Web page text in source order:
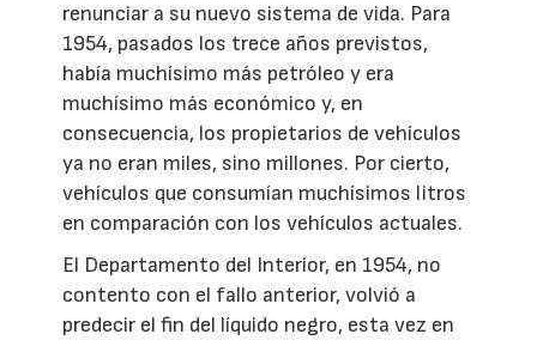
renunciar a su nuevo sistema de vida. Para
1954, pasados los trece años previstos,
había muchísimo más petróleo y era
muchísimo más económico y, en
consecuencia, los propietarios de vehículos
ya no eran miles, sino millones. Por cierto,
vehículos que consumían muchísimos litros
en comparación con los vehículos actuales.
El Departamento del Interior, en 1954, no
contento con el fallo anterior, volvió a
predecir el fin del líquido negro, esta vez en